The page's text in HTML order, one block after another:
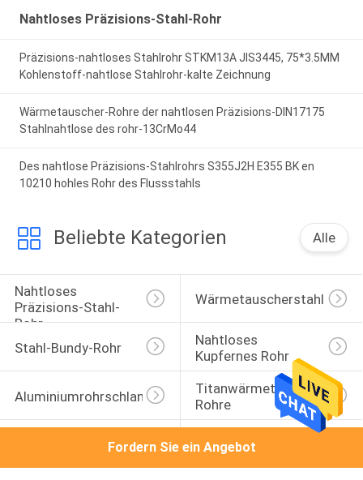
Nahtloses Präzisions-Stahl-Rohr
Präzisions-nahtloses Stahlrohr STKM13A JIS3445, 75*3.5MM
Kohlenstoff-nahtlose Stahlrohr-kalte Zeichnung
Wärmetauscher-Rohre der nahtlosen Präzisions-DIN17175
Stahlnahtlose des rohr-13CrMo44
Des nahtlose Präzisions-Stahlrohrs S355J2H E355 BK en
10210 hohles Rohr des Flussstahls
Beliebte Kategorien Alle
Nahtloses
Präzisions-Stahl-
Rohr
Wärmetauscherstahlrohr
Stahl-Bundy-Rohr
Nahtloses
Kupfernes Rohr
Aluminiumrohrschlange
Titanwärmetauscher-
Rohre
Aluminiummessingrohre
Fordern Sie ein Angebot